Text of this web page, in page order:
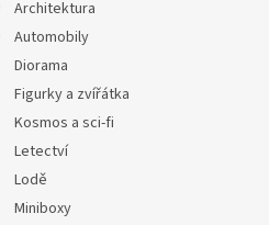
Architektura
Automobily
Diorama
Figurky a zvířátka
Kosmos a sci-fi
Letectví
Lodě
Miniboxy